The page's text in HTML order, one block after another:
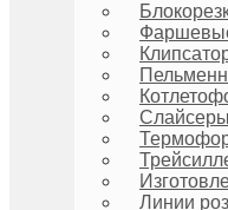
Слайсеры
Линии